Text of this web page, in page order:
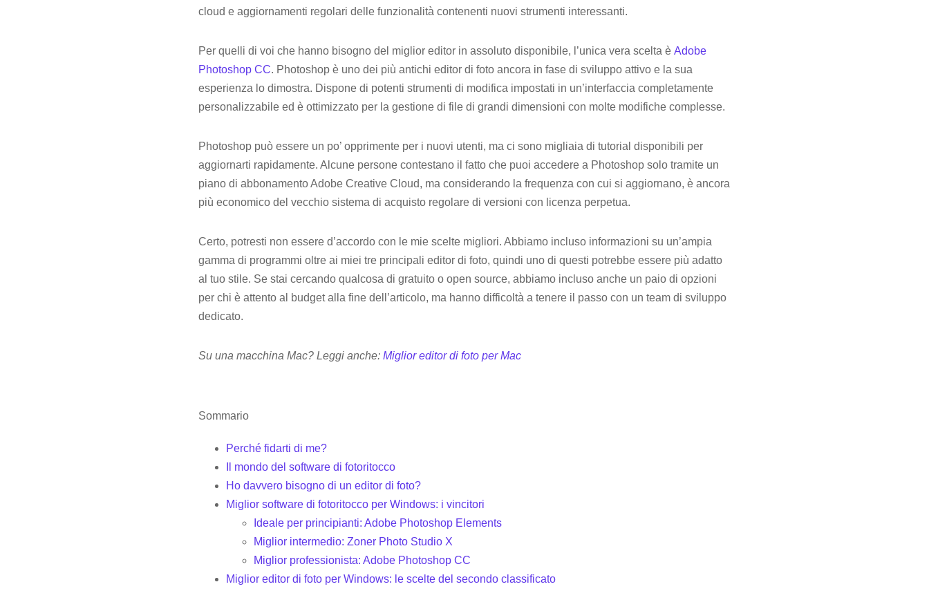
cloud e aggiornamenti regolari delle funzionalità contenenti nuovi strumenti interessanti.
Per quelli di voi che hanno bisogno del miglior editor in assoluto disponibile, l’unica vera scelta è Adobe
Photoshop CC. Photoshop è uno dei più antichi editor di foto ancora in fase di sviluppo attivo e la sua
esperienza lo dimostra. Dispone di potenti strumenti di modifica impostati in un’interfaccia completamente
personalizzabile ed è ottimizzato per la gestione di file di grandi dimensioni con molte modifiche complesse.
Photoshop può essere un po’ opprimente per i nuovi utenti, ma ci sono migliaia di tutorial disponibili per
aggiornarti rapidamente. Alcune persone contestano il fatto che puoi accedere a Photoshop solo tramite un
piano di abbonamento Adobe Creative Cloud, ma considerando la frequenza con cui si aggiornano, è ancora
più economico del vecchio sistema di acquisto regolare di versioni con licenza perpetua.
Certo, potresti non essere d’accordo con le mie scelte migliori. Abbiamo incluso informazioni su un’ampia
gamma di programmi oltre ai miei tre principali editor di foto, quindi uno di questi potrebbe essere più adatto
al tuo stile. Se stai cercando qualcosa di gratuito o open source, abbiamo incluso anche un paio di opzioni
per chi è attento al budget alla fine dell’articolo, ma hanno difficoltà a tenere il passo con un team di sviluppo
dedicato.
Su una macchina Mac? Leggi anche: Miglior editor di foto per Mac
Sommario
Perché fidarti di me?
Il mondo del software di fotoritocco
Ho davvero bisogno di un editor di foto?
Miglior software di fotoritocco per Windows: i vincitori
Ideale per principianti: Adobe Photoshop Elements
Miglior intermedio: Zoner Photo Studio X
Miglior professionista: Adobe Photoshop CC
Miglior editor di foto per Windows: le scelte del secondo classificato